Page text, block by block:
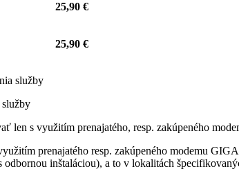
25,90 €
25,90 €
služby
služby
len s využitím prenajatého, resp. zakúpeného
prenajatého resp. zakúpeného modemu
inštaláciou), a to v lokalitách